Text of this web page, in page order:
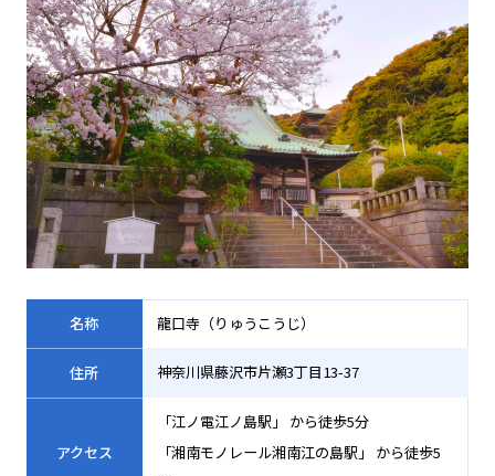
名称 龍口寺（りゅうこうじ）
住所 神奈川県藤沢市片瀬3丁目13-37
アクセス
「江ノ電江ノ島駅」 から徒歩5分
「湘南モノレール湘南江の島駅」 から徒歩5